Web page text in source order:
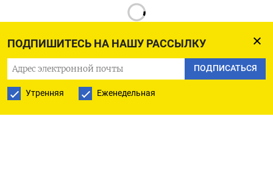
ПОДПИШИТЕСЬ НА НАШУ РАССЫЛКУ
ПОДПИСАТЬСЯ
Утренняя Еженедельная
ПОДПИШИТЕСЬ НА НАШУ РАССЫЛКУ